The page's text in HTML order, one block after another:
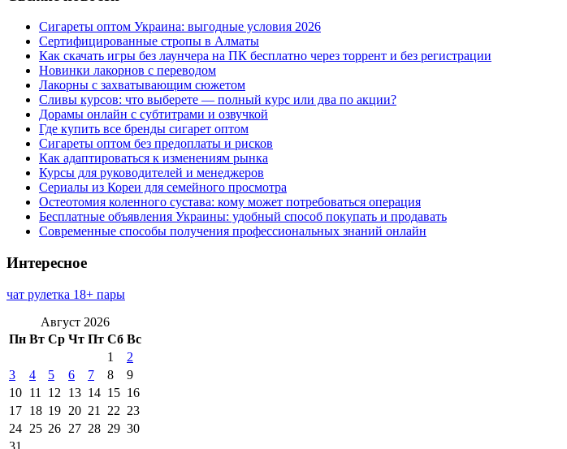
Сигареты оптом Украина: выгодные условия 2026
Сертифицированные стропы в Алматы
Как скачать игры без лаунчера на ПК бесплатно через торрент и без регистрации
Новинки лакорнов с переводом
Лакорны с захватывающим сюжетом
Сливы курсов: что выберете — полный курс или два по акции?
Дорамы онлайн с субтитрами и озвучкой
Где купить все бренды сигарет оптом
Сигареты оптом без предоплаты и рисков
Как адаптироваться к изменениям рынка
Курсы для руководителей и менеджеров
Сериалы из Кореи для семейного просмотра
Остеотомия коленного сустава: кому может потребоваться операция
Бесплатные объявления Украины: удобный способ покупать и продавать
Современные способы получения профессиональных знаний онлайн
Интересное
чат рулетка 18+ пары
Август 2026
Пн Вт Ср Чт Пт Сб Вс
1
2
3
4 5 6 7 8
9
10 11 12 13 14 15 16
17 18 19 20 21 22 23
24 25 26 27 28 29 30
31